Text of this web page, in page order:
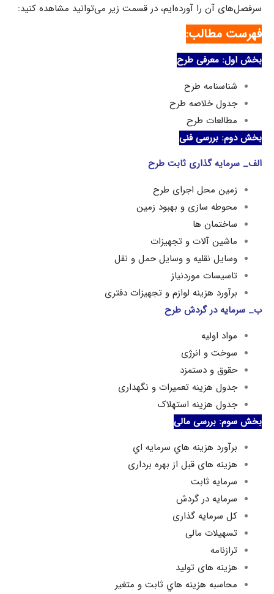
آن را آورده‌ایم، در قسمت زیر می‌توانید مشاهده کنید:
مطالب:
معرفی طرح
شناسنامه طرح
جدول خلاصه طرح
مطالعات طرح
بررسی فنی
سرمایه گذاری ثابت طرح
زمين محل اجرای طرح
محوطه سازی و بهبود زمین
ساختمان ها
ماشین آلات و تجهیزات
وسایل نقلیه و وسایل حمل و نقل
تاسیسات موردنیاز
برآورد هزينه لوازم و تجهیزات دفتری
در گردش طرح
مواد اوليه
سوخت و انرژی
حقوق و دستمزد
جدول هزینه تعمیرات و نگهداری
جدول هزینه استهلاک
بررسی مالی
برآورد هزينه هاي سرمايه اي
هزینه های قبل از بهره برداری
سرمايه ثابت
سرمايه در گردش
کل سرمایه گذاری
تسهیلات مالی
ترازنامه
هزینه های تولید
محاسبه هزينه هاي ثابت و متغير